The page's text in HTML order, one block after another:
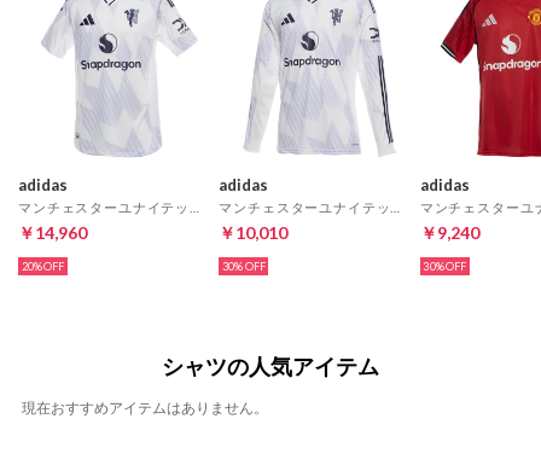
adidas
￥14,960
20%
adidas
￥10,010
30%
adidas
￥9,240
30%
シャツの人気アイテム
現在おすすめアイテムはありません。